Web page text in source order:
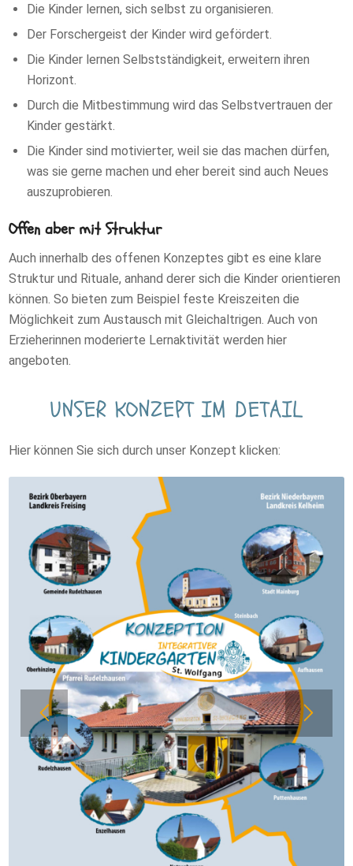
Die Kinder lernen, sich selbst zu organisieren.
Der Forschergeist der Kinder wird gefördert.
Die Kinder lernen Selbstständigkeit, erweitern ihren
Horizont.
Durch die Mitbestimmung wird das Selbstvertrauen der
Kinder gestärkt.
Die Kinder sind motivierter, weil sie das machen dürfen,
was sie gerne machen und eher bereit sind auch Neues
auszuprobieren.
Offen aber mit Struktur
Auch innerhalb des offenen Konzeptes gibt es eine klare
Struktur und Rituale, anhand derer sich die Kinder orientieren
können. So bieten zum Beispiel feste Kreiszeiten die
Möglichkeit zum Austausch mit Gleichaltrigen. Auch von
Erzieherinnen moderierte Lernaktivität werden hier
angeboten.
UNSER KONZEPT IM DETAIL
Hier können Sie sich durch unser Konzept klicken: